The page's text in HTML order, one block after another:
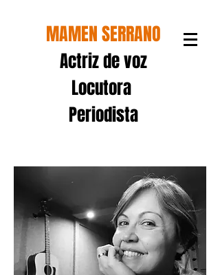
MAMEN SERRANO
Actriz de voz
Locutora
Periodista